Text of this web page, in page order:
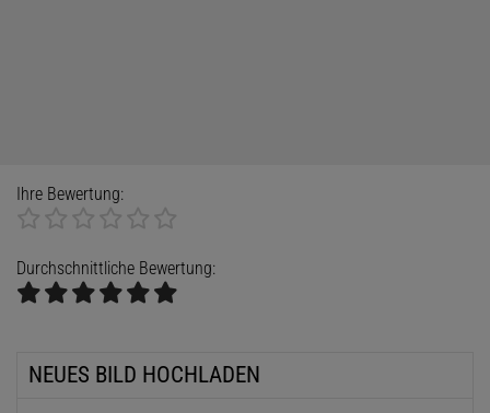
Ihre Bewertung:
Durchschnittliche Bewertung:
NEUES BILD HOCHLADEN